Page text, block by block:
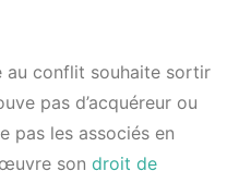
au conflit souhaite sortir
pas d’acquéreur ou
pas les associés en
son droit de